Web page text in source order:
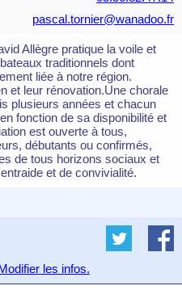
pascal.tornier@wanadoo.fr
Allègre pratique la voile et
traditionnels dont
liée à notre région.
et leur rénovation.Une chorale
plusieurs années et chacun
fonction de sa disponibilité et
est ouverte à tous,
débutants ou confirmés,
de tous horizons sociaux et
et de convivialité.
les infos.